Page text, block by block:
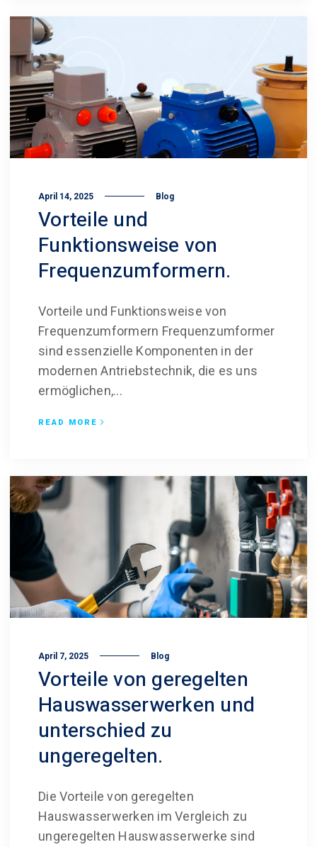
April 14, 2025 Blog
Vorteile und
Funktionsweise von
Frequenz­umformern.
Vorteile und Funktionsweise von
Frequenzumformern Frequenzumformer
sind essenzielle Komponenten in der
modernen Antriebstechnik, die es uns
ermöglichen,...
READ MORE
April 7, 2025 Blog
Vorteile von geregelten
Hauswasser­werken und
unterschied zu
ungeregelten.
Die Vorteile von geregelten
Hauswasserwerken im Vergleich zu
ungeregelten Hauswasserwerke sind